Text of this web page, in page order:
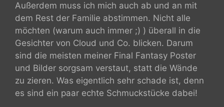
Außerdem muss ich mich auch ab und an mit
dem Rest der Familie abstimmen. Nicht alle
möchten (warum auch immer ;) ) überall in die
Gesichter von Cloud und Co. blicken. Darum
sind die meisten meiner Final Fantasy Poster
und Bilder sorgsam verstaut, statt die Wände
zu zieren. Was eigentlich sehr schade ist, denn
es sind ein paar echte Schmuckstücke dabei!